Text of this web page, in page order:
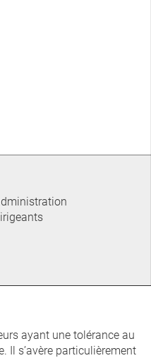
ayant une tolérance au
Il s’avère particulièrement